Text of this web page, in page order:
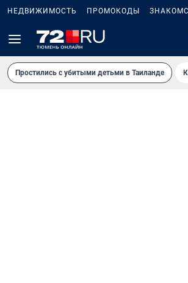
НЕДВИЖИМОСТЬ ПРОМОКОДЫ
Простились с убитыми детьми в Таиланде